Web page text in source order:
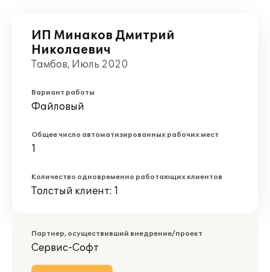
ИП Минаков Дмитрий
Николаевич
Тамбов, Июль 2020
Вариант работы
Файловый
Общее число автоматизированных рабочих мест
1
Количество одновременно работающих клиентов
Толстый клиент: 1
Партнер, осуществивший внедрение/проект
Сервис-Софт